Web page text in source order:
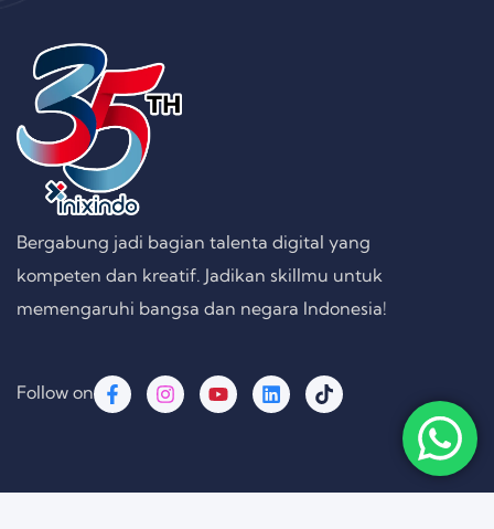
Bergabung jadi bagian talenta digital yang
kompeten dan kreatif. Jadikan skillmu untuk
memengaruhi bangsa dan negara Indonesia!
Follow on